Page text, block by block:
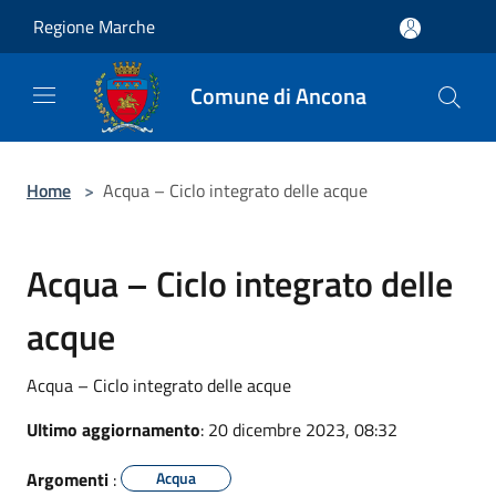
Regione Marche
Comune di Ancona
Home > Acqua – Ciclo integrato delle acque
Acqua – Ciclo integrato delle
acque
Acqua – Ciclo integrato delle acque
Ultimo aggiornamento: 20 dicembre 2023, 08:32
Argomenti : Acqua